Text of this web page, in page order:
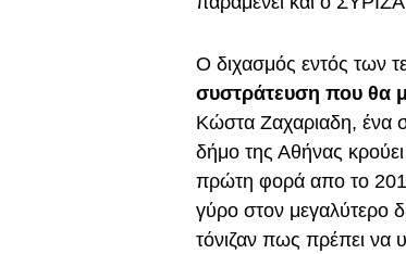
Ο διχασμός εντός των
συστράτευση που θα
Κώστα Ζαχαριαδη, ένα
δήμο της Αθήνας
πρώτη φορά απο το
γύρο στον μεγαλύτερο
τόνιζαν πως πρέπει να